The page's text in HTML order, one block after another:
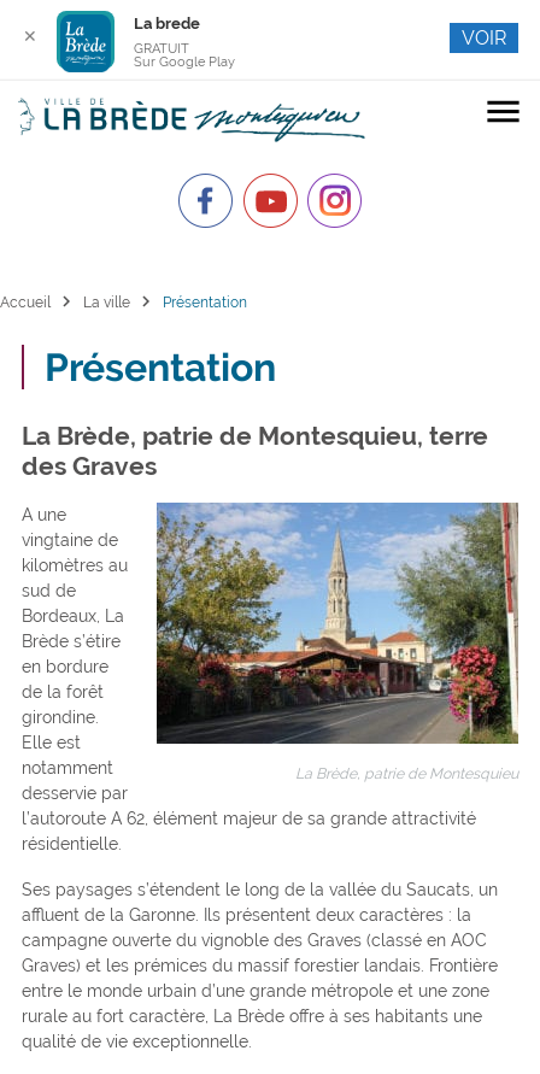
menu
Accueil chevron_right La ville chevron_right Présentation
Présentation
La Brède, patrie de Montesquieu, terre
des Graves
La Brède, patrie de Montesquieu
A une
vingtaine de
kilomètres au
sud de
Bordeaux, La
Brède s’étire
en bordure
de la forêt
girondine.
Elle est
notamment
desservie par
l’autoroute A 62, élément majeur de sa grande attractivité
résidentielle.
Ses paysages s’étendent le long de la vallée du Saucats, un
affluent de la Garonne. Ils présentent deux caractères : la
campagne ouverte du vignoble des Graves (classé en AOC
Graves) et les prémices du massif forestier landais. Frontière
entre le monde urbain d’une grande métropole et une zone
rurale au fort caractère, La Brède offre à ses habitants une
qualité de vie exceptionnelle.
✕
La brede
GRATUIT
Sur Google Play
VOIR